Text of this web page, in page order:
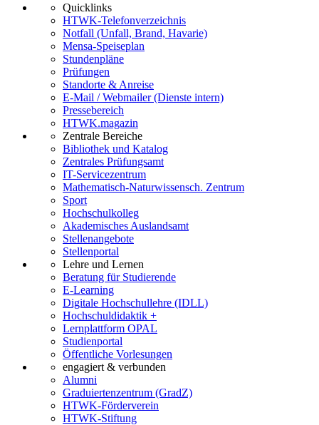
Quicklinks
HTWK-Telefonverzeichnis
Notfall (Unfall, Brand, Havarie)
Mensa-Speiseplan
Stundenpläne
Prüfungen
Standorte & Anreise
E-Mail / Webmailer (Dienste intern)
Pressebereich
HTWK.magazin
Zentrale Bereiche
Bibliothek und Katalog
Zentrales Prüfungsamt
IT-Servicezentrum
Mathematisch-Naturwissensch. Zentrum
Sport
Hochschulkolleg
Akademisches Auslandsamt
Stellenangebote
Stellenportal
Lehre und Lernen
Beratung für Studierende
E-Learning
Digitale Hochschullehre (IDLL)
Hochschuldidaktik +
Lernplattform OPAL
Studienportal
Öffentliche Vorlesungen
engagiert & verbunden
Alumni
Graduiertenzentrum (GradZ)
HTWK-Förderverein
HTWK-Stiftung